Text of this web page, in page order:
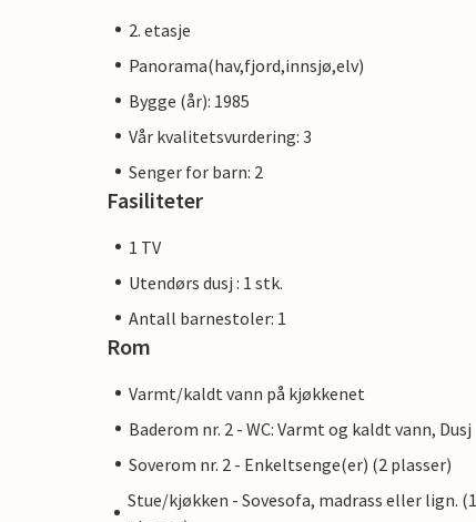
2. etasje
Panorama(hav,fjord,innsjø,elv)
Bygge (år): 1985
Vår kvalitetsvurdering: 3
Senger for barn: 2
Fasiliteter
1 TV
Utendørs dusj : 1 stk.
Antall barnestoler: 1
Rom
Varmt/kaldt vann på kjøkkenet
Baderom nr. 2 - WC: Varmt og kaldt vann, Dusj
Soverom nr. 2 - Enkeltsenge(er) (2 plasser)
Stue/kjøkken - Sovesofa, madrass eller lign. (1